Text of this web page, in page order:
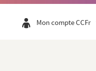
Mon compte CCFr